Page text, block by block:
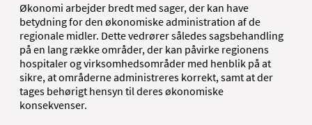
Økonomi arbejder bredt med sager, der kan have
betydning for den økonomiske administration af de
regionale midler. Dette vedrører således sagsbehandling
på en lang række områder, der kan påvirke regionens
hospitaler og virksomhedsområder med henblik på at
sikre, at områderne administreres korrekt, samt at der
tages behørigt hensyn til deres økonomiske
konsekvenser.